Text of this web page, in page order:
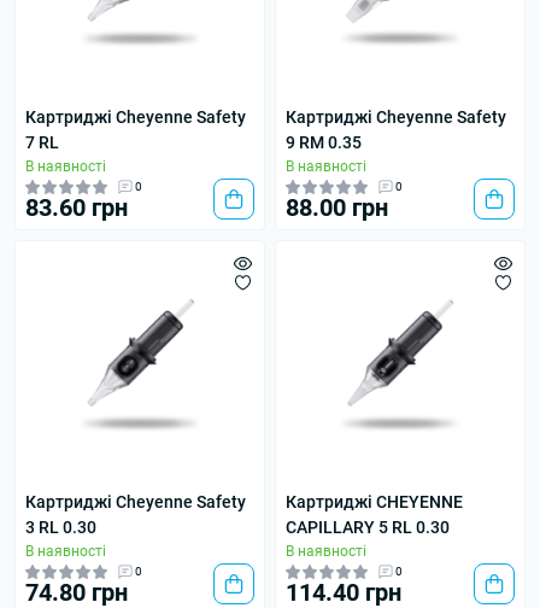
Картриджі Cheyenne Safety
7 RL
В наявності
0
83.60 грн
Картриджі Cheyenne Safety
9 RM 0.35
В наявності
0
88.00 грн
Картриджі Cheyenne Safety
3 RL 0.30
В наявності
0
74.80 грн
Картриджі CHEYENNE
CAPILLARY 5 RL 0.30
В наявності
0
114.40 грн